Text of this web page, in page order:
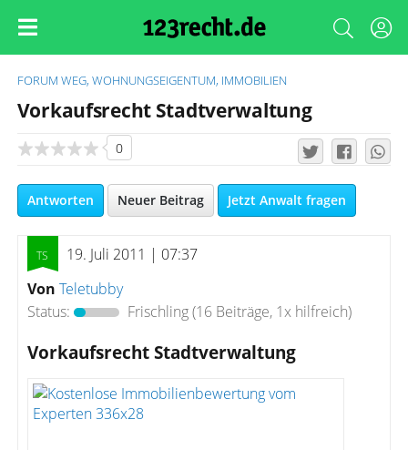
FORUM WEG, WOHNUNGSEIGENTUM, IMMOBILIEN
Vorkaufsrecht Stadtverwaltung
0
Antworten Neuer Beitrag Jetzt Anwalt fragen
19. Juli 2011 | 07:37
Von Teletubby
Status:
Frischling(16 Beiträge, 1x hilfreich)
Vorkaufsrecht Stadtverwaltung